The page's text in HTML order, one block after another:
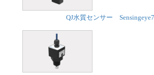
QJ水質センサー